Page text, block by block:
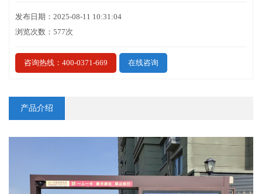
发布日期：2025-08-11 10:31:04
浏览次数：577次
咨询热线：400-0371-669 在线咨询
产品介绍